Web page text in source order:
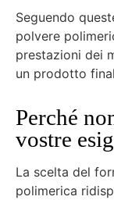
Seguendo
polvere
prestazioni dei
un prodotto
Perché
vostre
La scelta del
polimerica